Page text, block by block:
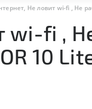
Не ловит wi-fi , Не
wi-fi ,
10